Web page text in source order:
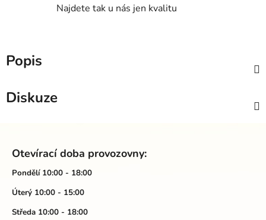
Najdete tak u nás jen kvalitu
Popis
Diskuze
Otevírací doba provozovny:
Pondělí 10:00 - 18:00
Úterý 10:00 - 15:00
Středa 10:00 - 18:00